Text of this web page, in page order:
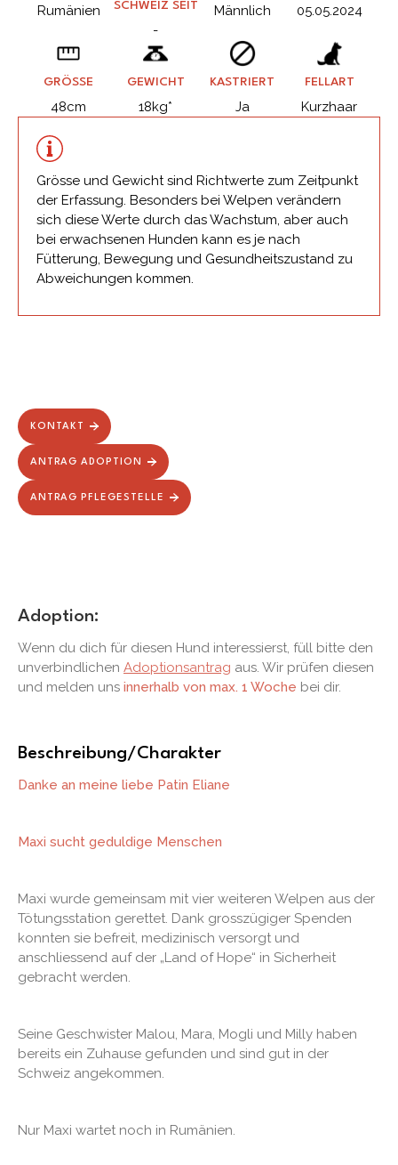
Rumänien SCHWEIZ SEIT
-
Männlich 05.05.2024
GRÖSSE
48cm
GEWICHT
18kg*
KASTRIERT
Ja
FELLART
Kurzhaar
Grösse und Gewicht sind Richtwerte zum Zeitpunkt
der Erfassung. Besonders bei Welpen verändern
sich diese Werte durch das Wachstum, aber auch
bei erwachsenen Hunden kann es je nach
Fütterung, Bewegung und Gesundheitszustand zu
Abweichungen kommen.
KONTAKT
ANTRAG ADOPTION
ANTRAG PFLEGESTELLE
Adoption:
Wenn du dich für diesen Hund interessierst, füll bitte den
unverbindlichen Adoptionsantrag aus. Wir prüfen diesen
und melden uns innerhalb von max. 1 Woche bei dir.
Beschreibung/Charakter
Danke an meine liebe Patin Eliane
Maxi sucht geduldige Menschen
Maxi wurde gemeinsam mit vier weiteren Welpen aus der
Tötungsstation gerettet. Dank grosszügiger Spenden
konnten sie befreit, medizinisch versorgt und
anschliessend auf der „Land of Hope“ in Sicherheit
gebracht werden.
Seine Geschwister Malou, Mara, Mogli und Milly haben
bereits ein Zuhause gefunden und sind gut in der
Schweiz angekommen.
Nur Maxi wartet noch in Rumänien.